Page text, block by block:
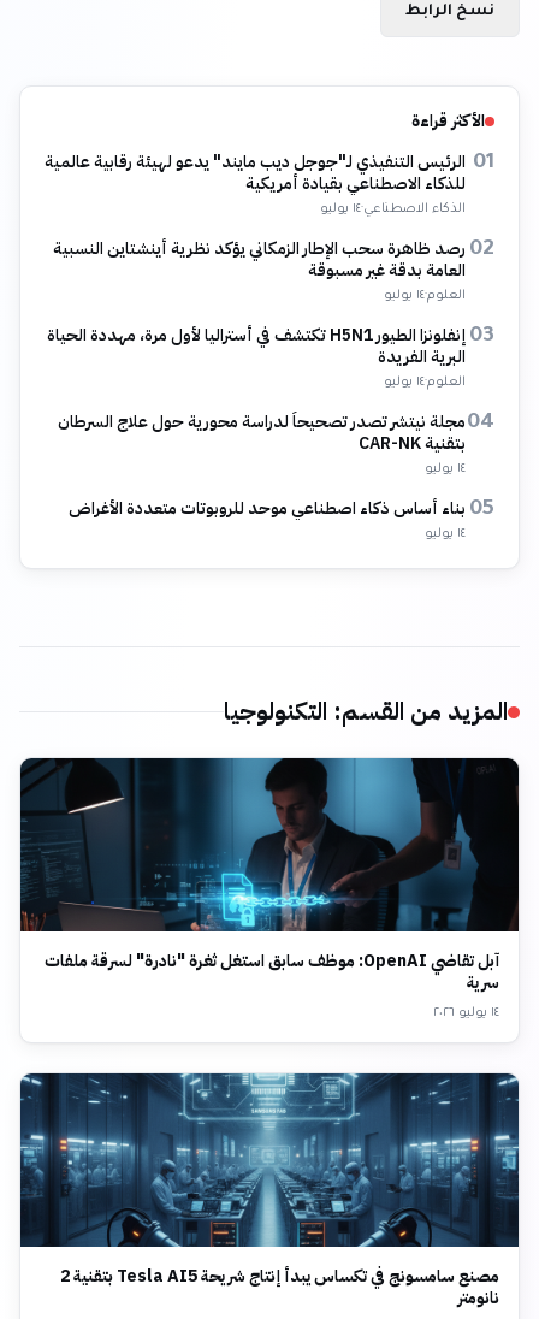
نسخ الرابط
الأكثر قراءة
01 الرئيس التنفيذي لـ"جوجل ديب مايند" يدعو لهيئة رقابية عالمية
للذكاء الاصطناعي بقيادة أمريكية
الذكاء الاصطناعي·١٤ يوليو
02 رصد ظاهرة سحب الإطار الزمكاني يؤكد نظرية أينشتاين النسبية
العامة بدقة غير مسبوقة
العلوم·١٤ يوليو
03
إنفلونزا الطيور H5N1 تكتشف في أستراليا لأول مرة، مهددة الحياة
البرية الفريدة
العلوم·١٤ يوليو
04مجلة نيتشر تصدر تصحيحاً لدراسة محورية حول علاج السرطان
بتقنية CAR-NK
١٤ يوليو
05 بناء أساس ذكاء اصطناعي موحد للروبوتات متعددة الأغراض
١٤ يوليو
المزيد من القسم: التكنولوجيا
آبل تقاضي OpenAI: موظف سابق استغل ثغرة "نادرة" لسرقة ملفات
سرية
١٤ يوليو ٢٠٢٦
مصنع سامسونج في تكساس يبدأ إنتاج شريحة Tesla AI5 بتقنية 2
نانومتر